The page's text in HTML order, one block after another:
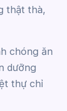
thật thà,
chóng ăn
dưỡng
thự chỉ